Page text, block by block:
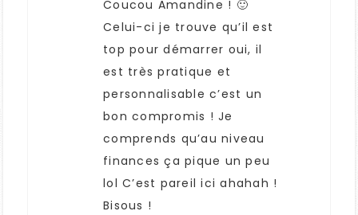
Coucou Amandine ! 🙂
Celui-ci je trouve qu’il est
top pour démarrer oui, il
est très pratique et
personnalisable c’est un
bon compromis ! Je
comprends qu’au niveau
finances ça pique un peu
lol C’est pareil ici ahahah !
Bisous !